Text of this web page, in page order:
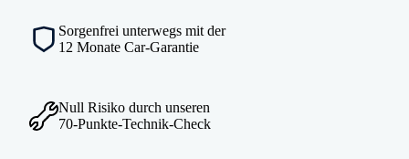
Sorgenfrei unterwegs mit der
12 Monate Car-Garantie
Null Risiko durch unseren
70-Punkte-Technik-Check